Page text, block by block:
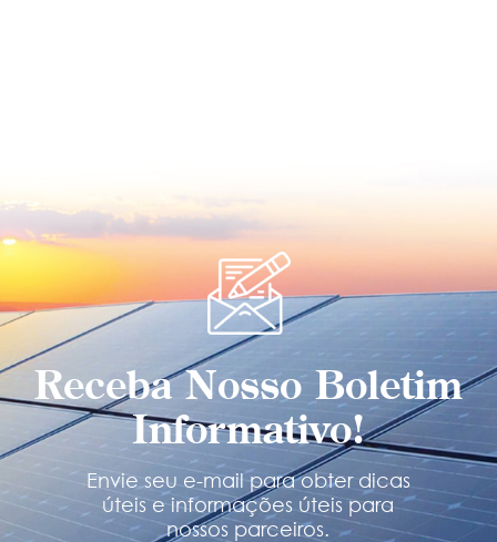
Receba Nosso Boletim
Informativo!
Envie seu e-mail para obter dicas
úteis e informações úteis para
nossos parceiros.